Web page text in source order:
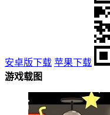
安卓版下载 苹果下载
游戏载图